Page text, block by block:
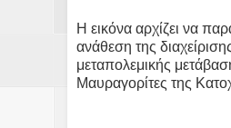
Η εικόνα αρχίζει να
ανάθεση της
μεταπολεμικής
Μαυραγορίτες της